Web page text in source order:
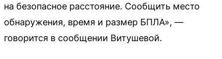
на безопасное расстояние. Сообщить место
обнаружения, время и размер БПЛА», —
говорится в сообщении Витушевой.